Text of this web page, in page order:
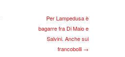
Per Lampedusa è
bagarre fra Di Maio e
Salvini. Anche sui
francobolli →